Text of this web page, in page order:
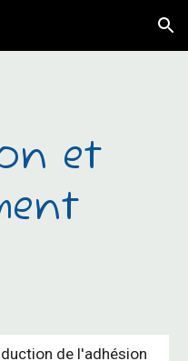
Skip to navigation
et
de l'adhésion